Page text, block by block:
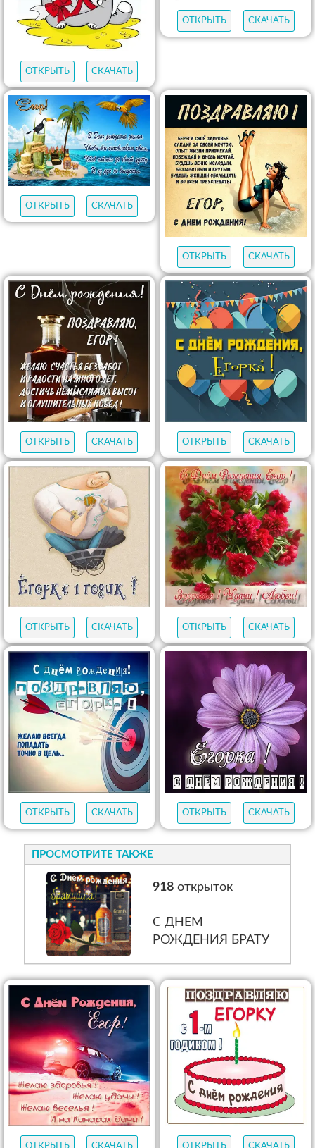
ОТКРЫТЬ СКАЧАТЬ
ОТКРЫТЬ СКАЧАТЬ
ОТКРЫТЬ СКАЧАТЬ
ОТКРЫТЬ СКАЧАТЬ
ОТКРЫТЬ СКАЧАТЬ
ОТКРЫТЬ СКАЧАТЬ
СКАЧАТЬ ОТКРЫТЬ СКАЧАТЬ
ОТКРЫТЬ СКАЧАТЬ
ОТКРЫТЬ СКАЧАТЬ ОТКРЫТЬ СКАЧАТЬ
ПРОСМОТРИТЕ ТАКЖЕ